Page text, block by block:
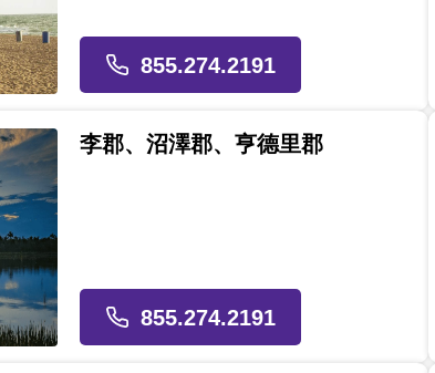
855.274.2191
李郡、沼澤郡、亨德里郡
855.274.2191